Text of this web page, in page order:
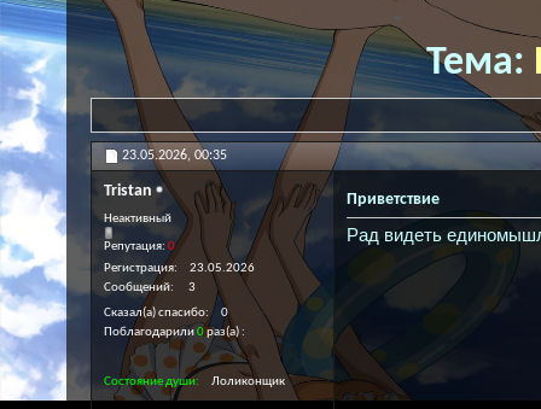
Тема:
23.05.2026, 00:35
Tristan
Неактивный
Репутация: 0
Регистрация
23.05.2026
Сообщений
3
Сказал(а) спасибо
0
Поблагодарили0раз(а)
Состояние души Лоликонщик
Приветствие
Рад видеть